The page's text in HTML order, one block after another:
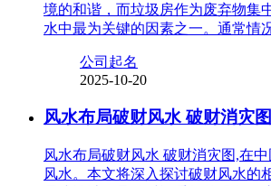
境的和谐，而垃圾房作为废弃物集
水中最为关键的因素之一。通常情
公司起名
2025-10-20
风水布局破财风水 破财消灾图
风水布局破财风水 破财消灾图,在
风水。本文将深入探讨破财风水的